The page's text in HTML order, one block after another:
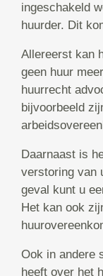
ingeschakeld
huurder. Dit
Allereerst kan
geen huur
huurrecht
bijvoorbeeld
Daarnaast is
verstoring van
geval kunt u
Het kan ook
Ook in andere
heeft over het